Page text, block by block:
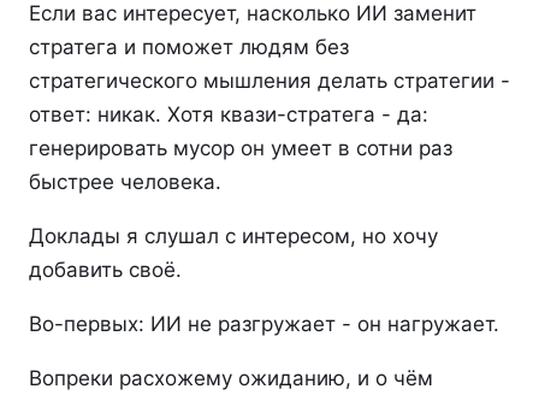
Если вас интересует, насколько ИИ заменит
стратега и поможет людям без
стратегического мышления делать стратегии -
ответ: никак. Хотя квази-стратега - да:
генерировать мусор он умеет в сотни раз
быстрее человека.
Доклады я слушал с интересом, но хочу
добавить своё.
Во-первых: ИИ не разгружает - он нагружает.
Вопреки расхожему ожиданию, и о чём